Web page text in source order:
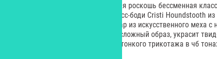
Дополнит образ в стиле богемная роскошь бессменная
быть, например, мини-сумка кросс-боди Cristi Houndstooth
GUESS. Этот графичный аксессуар из искусственного меха
фурнитурой хорошо впишется в сложный образ, украсит
звездой лаконичного образа из тонкого трикотажа в чб